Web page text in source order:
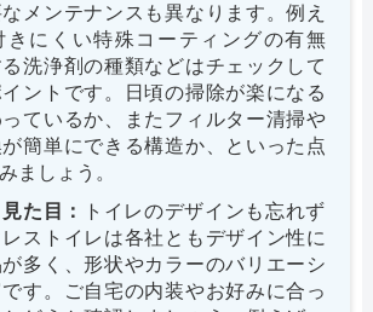
メンテナンスも異なります。例え
きにくい特殊コーティングの有無
洗浄剤の種類などはチェックして
ントです。日頃の掃除が楽になる
ているか、またフィルター清掃や
簡単にできる構造か、といった点
ましょう。
た目：
トイレのデザインも忘れず
ストイレは各社ともデザイン性に
多く、形状やカラーのバリエーシ
です。ご自宅の内装やお好みに合っ